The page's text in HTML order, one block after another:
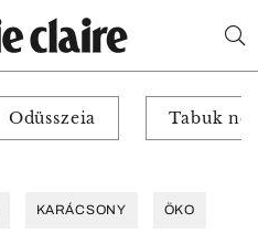
Odüsszeia Tabuk
KARÁCSONY ÖKO